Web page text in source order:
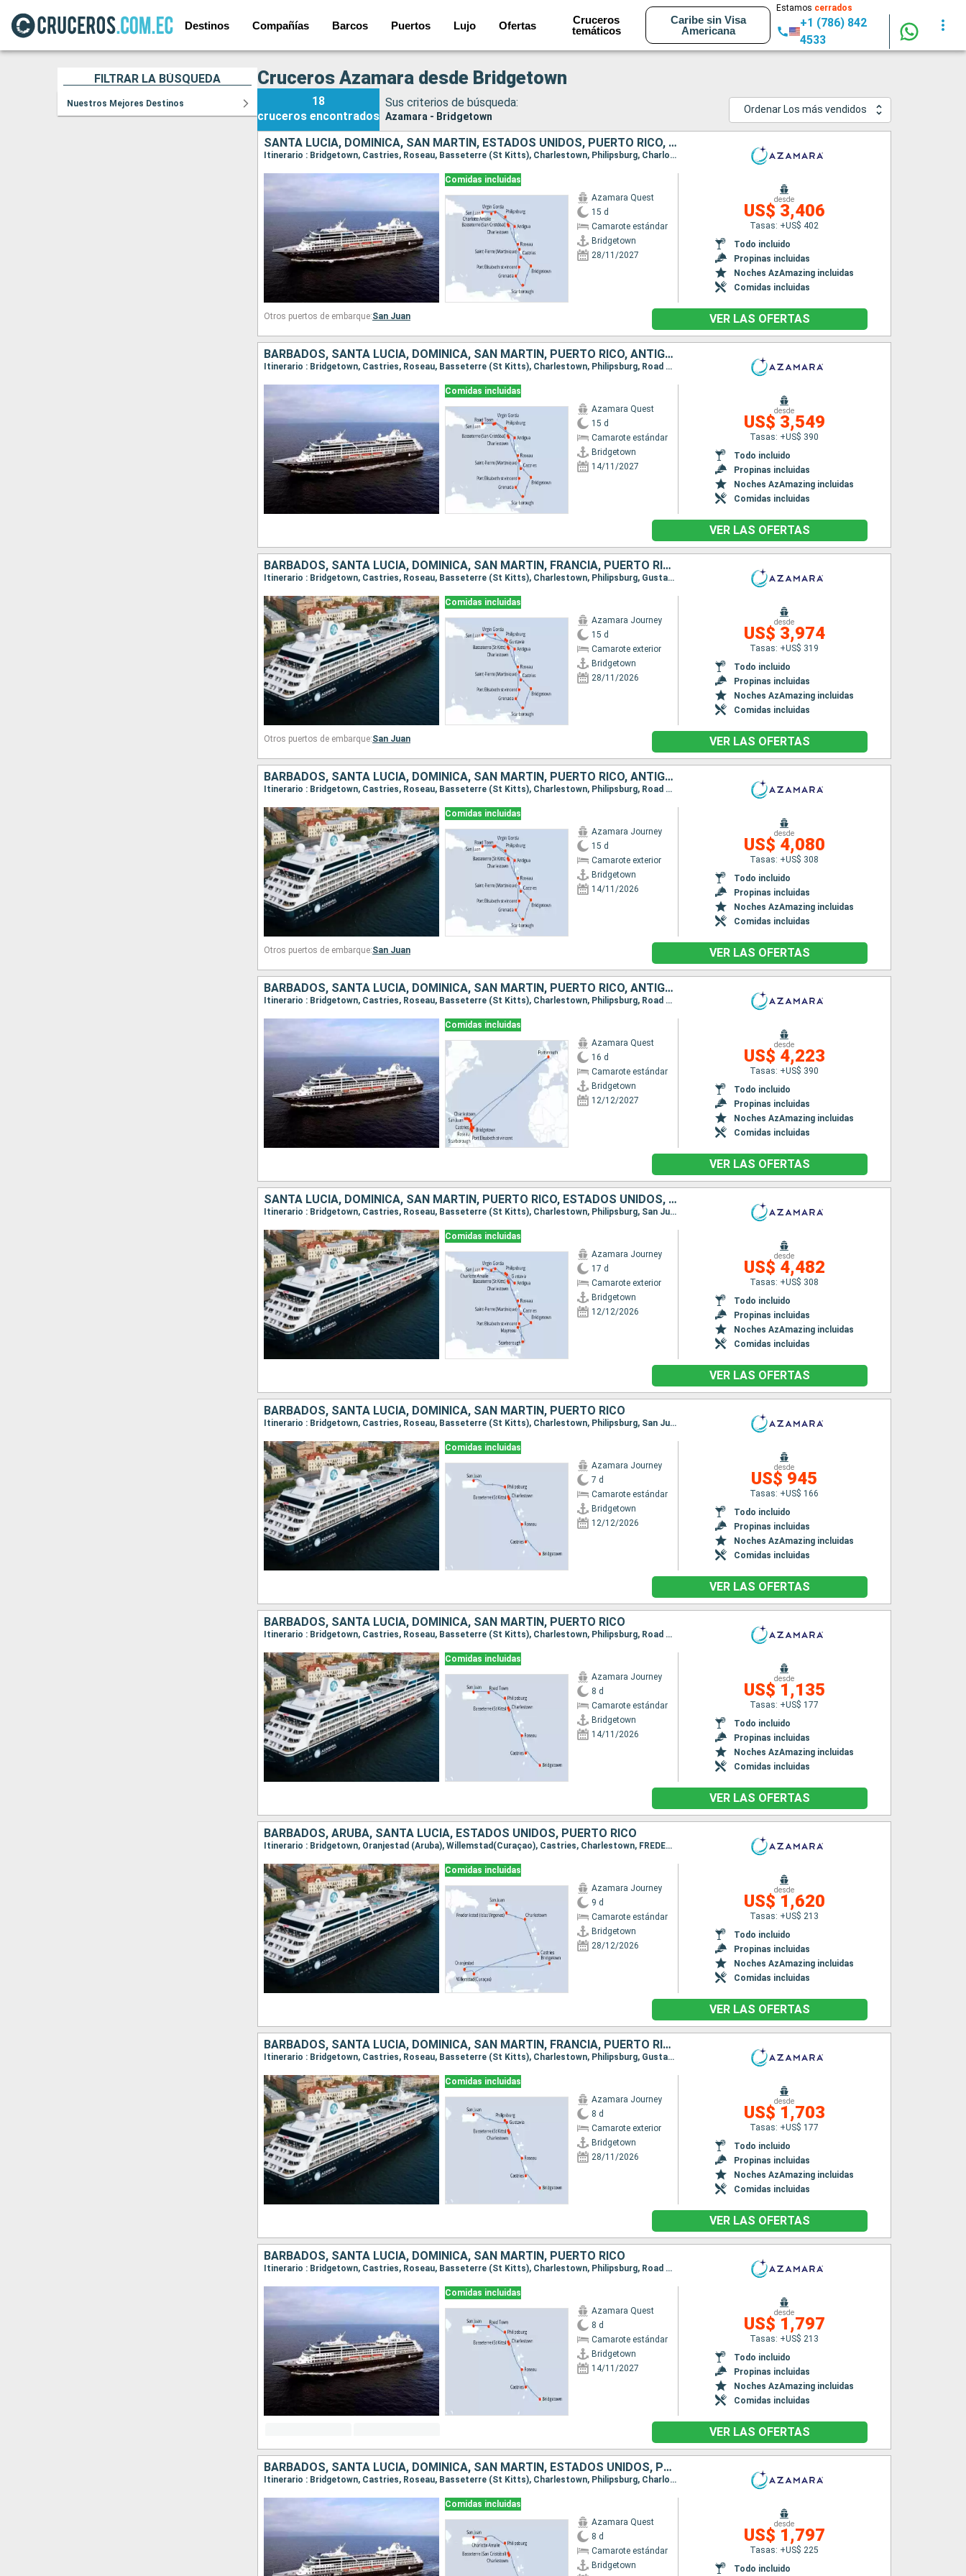
Destinos Compañías Barcos Puertos Lujo Ofertas
Cruceros
temáticos
Caribe sin Visa
Americana
Estamos cerrados
+1 (786) 842
4533
FILTRAR LA BÚSQUEDA
Nuestros Mejores Destinos
Cruceros Azamara desde Bridgetown
18
cruceros encontrados
Sus criterios de búsqueda:
Azamara - Bridgetown
Ordenar Los más vendidos
SANTA LUCIA, DOMINICA, SAN MARTÍN, ESTADOS UNIDOS, PUERTO RICO, ANTIGUA Y BARBUDA, SAN VINCENT Y LAS GRANADINAS, GRENADA, TRINIDAD Y TOBAGO, BARBADOS
Itinerario : Bridgetown, Castries, Roseau, Basseterre (St Kitts), Charlestown, Philipsburg, Charlotte Amalie, San Juan, Virgin Gorda, Antigua, Saint-Pierre (Martinique), Port Elisabeth st vincent, Grenada, Scarborough, Bridgetown
Comidas incluidas
Azamara Quest
15 d
Camarote estándar
Bridgetown
28/11/2027
desde
US$ 3,406
Tasas: +US$ 402
Todo incluido
Propinas incluidas
Noches AzAmazing incluidas
Comidas incluidas
Otros puertos de embarque:San Juan VER LAS OFERTAS
BARBADOS, SANTA LUCIA, DOMINICA, SAN MARTÍN, PUERTO RICO, ANTIGUA Y BARBUDA, SAN VINCENT Y LAS GRANADINAS, GRENADA, TRINIDAD Y TOBAGO
Itinerario : Bridgetown, Castries, Roseau, Basseterre (St Kitts), Charlestown, Philipsburg, Road Town, San Juan, Virgin Gorda, Antigua, Saint-Pierre (Martinique), Port Elisabeth st vincent, Grenada, Scarborough, Bridgetown
Comidas incluidas
Azamara Quest
15 d
Camarote estándar
Bridgetown
14/11/2027
desde
US$ 3,549
Tasas: +US$ 390
Todo incluido
Propinas incluidas
Noches AzAmazing incluidas
Comidas incluidas
VER LAS OFERTAS
BARBADOS, SANTA LUCIA, DOMINICA, SAN MARTÍN, FRANCIA, PUERTO RICO, ANTIGUA Y BARBUDA, SAN VINCENT Y LAS GRANADINAS, GRENADA, TRINIDAD Y TOBAGO
Itinerario : Bridgetown, Castries, Roseau, Basseterre (St Kitts), Charlestown, Philipsburg, Gustavia, San Juan, Virgin Gorda, Antigua, Saint-Pierre (Martinique), Port Elisabeth st vincent, Grenada, Scarborough, Bridgetown
Comidas incluidas
Azamara Journey
15 d
Camarote exterior
Bridgetown
28/11/2026
desde
US$ 3,974
Tasas: +US$ 319
Todo incluido
Propinas incluidas
Noches AzAmazing incluidas
Comidas incluidas
Otros puertos de embarque:San Juan VER LAS OFERTAS
BARBADOS, SANTA LUCIA, DOMINICA, SAN MARTÍN, PUERTO RICO, ANTIGUA Y BARBUDA, SAN VINCENT Y LAS GRANADINAS, GRENADA, TRINIDAD Y TOBAGO
Itinerario : Bridgetown, Castries, Roseau, Basseterre (St Kitts), Charlestown, Philipsburg, Road Town, San Juan, Virgin Gorda, Antigua, Saint-Pierre (Martinique), Port Elisabeth st vincent, Grenada, Scarborough, Bridgetown
Comidas incluidas
Azamara Journey
15 d
Camarote exterior
Bridgetown
14/11/2026
desde
US$ 4,080
Tasas: +US$ 308
Todo incluido
Propinas incluidas
Noches AzAmazing incluidas
Comidas incluidas
Otros puertos de embarque:San Juan VER LAS OFERTAS
BARBADOS, SANTA LUCIA, DOMINICA, SAN MARTÍN, PUERTO RICO, ANTIGUA Y BARBUDA, REINO UNIDO, SAN VINCENT Y LAS GRANADINAS, GRENADA, TRINIDAD Y TOBAGO
Itinerario : Bridgetown, Castries, Roseau, Basseterre (St Kitts), Charlestown, Philipsburg, Road Town, San Juan, Virgin Gorda, Antigua, Portsmouth, Port Elisabeth st vincent, Grenada, Scarborough, Bridgetown
Comidas incluidas
Azamara Quest
16 d
Camarote estándar
Bridgetown
12/12/2027
desde
US$ 4,223
Tasas: +US$ 390
Todo incluido
Propinas incluidas
Noches AzAmazing incluidas
Comidas incluidas
VER LAS OFERTAS
SANTA LUCIA, DOMINICA, SAN MARTÍN, PUERTO RICO, ESTADOS UNIDOS, ANTIGUA Y BARBUDA, FRANCIA, TRINIDAD Y TOBAGO, SAN VINCENT Y LAS GRANADINAS, BARBADOS
Itinerario : Bridgetown, Castries, Roseau, Basseterre (St Kitts), Charlestown, Philipsburg, San Juan, Charlotte Amalie, Virgin Gorda, Antigua, Gustavia, Saint-Pierre (Martinique), Port Elisabeth st vincent, Scarborough, Mayreau, Bridgetown
Comidas incluidas
Azamara Journey
17 d
Camarote exterior
Bridgetown
12/12/2026
desde
US$ 4,482
Tasas: +US$ 308
Todo incluido
Propinas incluidas
Noches AzAmazing incluidas
Comidas incluidas
VER LAS OFERTAS
BARBADOS, SANTA LUCIA, DOMINICA, SAN MARTÍN, PUERTO RICO
Itinerario : Bridgetown, Castries, Roseau, Basseterre (St Kitts), Charlestown, Philipsburg, San Juan
Comidas incluidas
Azamara Journey
7 d
Camarote estándar
Bridgetown
12/12/2026
desde
US$ 945
Tasas: +US$ 166
Todo incluido
Propinas incluidas
Noches AzAmazing incluidas
Comidas incluidas
VER LAS OFERTAS
BARBADOS, SANTA LUCIA, DOMINICA, SAN MARTÍN, PUERTO RICO
Itinerario : Bridgetown, Castries, Roseau, Basseterre (St Kitts), Charlestown, Philipsburg, Road Town, San Juan
Comidas incluidas
Azamara Journey
8 d
Camarote estándar
Bridgetown
14/11/2026
desde
US$ 1,135
Tasas: +US$ 177
Todo incluido
Propinas incluidas
Noches AzAmazing incluidas
Comidas incluidas
VER LAS OFERTAS
BARBADOS, ARUBA, SANTA LUCIA, ESTADOS UNIDOS, PUERTO RICO
Itinerario : Bridgetown, Oranjestad (Aruba), Willemstad(Curaçao), Castries, Charlestown, FREDERIKSTED VI, San Juan
Comidas incluidas
Azamara Journey
9 d
Camarote estándar
Bridgetown
28/12/2026
desde
US$ 1,620
Tasas: +US$ 213
Todo incluido
Propinas incluidas
Noches AzAmazing incluidas
Comidas incluidas
VER LAS OFERTAS
BARBADOS, SANTA LUCIA, DOMINICA, SAN MARTÍN, FRANCIA, PUERTO RICO
Itinerario : Bridgetown, Castries, Roseau, Basseterre (St Kitts), Charlestown, Philipsburg, Gustavia, San Juan
Comidas incluidas
Azamara Journey
8 d
Camarote exterior
Bridgetown
28/11/2026
desde
US$ 1,703
Tasas: +US$ 177
Todo incluido
Propinas incluidas
Noches AzAmazing incluidas
Comidas incluidas
VER LAS OFERTAS
BARBADOS, SANTA LUCIA, DOMINICA, SAN MARTÍN, PUERTO RICO
Itinerario : Bridgetown, Castries, Roseau, Basseterre (St Kitts), Charlestown, Philipsburg, Road Town, San Juan
Comidas incluidas
Azamara Quest
8 d
Camarote estándar
Bridgetown
14/11/2027
desde
US$ 1,797
Tasas: +US$ 213
Todo incluido
Propinas incluidas
Noches AzAmazing incluidas
Comidas incluidas
VER LAS OFERTAS
BARBADOS, SANTA LUCIA, DOMINICA, SAN MARTÍN, ESTADOS UNIDOS, PUERTO RICO
Itinerario : Bridgetown, Castries, Roseau, Basseterre (St Kitts), Charlestown, Philipsburg, Charlotte Amalie, San Juan
Comidas incluidas
Azamara Quest
8 d
Camarote estándar
Bridgetown
desde
US$ 1,797
Tasas: +US$ 225
Todo incluido